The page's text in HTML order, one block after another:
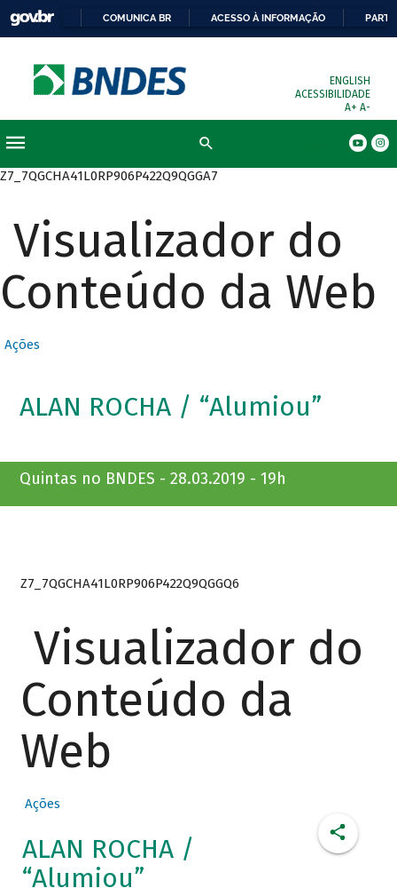
COMUNICA BR ACESSO À INFORMAÇÃO
ENGLISH
ACESSIBILIDADE
A+ A-
Z7_7QGCHA41L0RP906P422Q9QGGA7
Visualizador do
Conteúdo da Web
Ações
ALAN ROCHA / “Alumiou”
Quintas no BNDES - 28.03.2019 - 19h
Z7_7QGCHA41L0RP906P422Q9QGGQ6
Visualizador do
Conteúdo da
Web
Ações
ALAN ROCHA /
“Alumiou”